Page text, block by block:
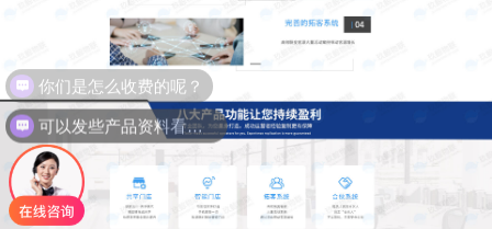
你们是怎么收费的呢？
可以发些产品资料看看吗？